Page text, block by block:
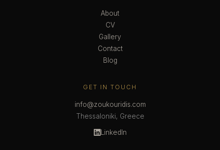
About
CV
Gallery
Contact
Blog
GET IN TOUCH
info@zoukouridis.com
Thessaloniki, Greece
LinkedIn